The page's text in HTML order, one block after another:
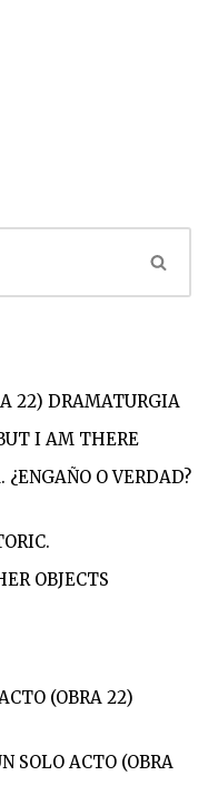
22) DRAMATURGIA
I AM THERE
O VERDAD?
OBJECTS
(OBRA 22)
SOLO ACTO (OBRA